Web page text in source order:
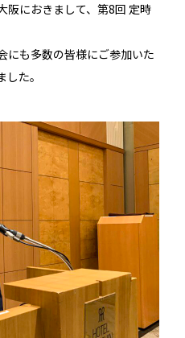
阪におきまして、第8回 定時
にも多数の皆様にご参加いた
た。